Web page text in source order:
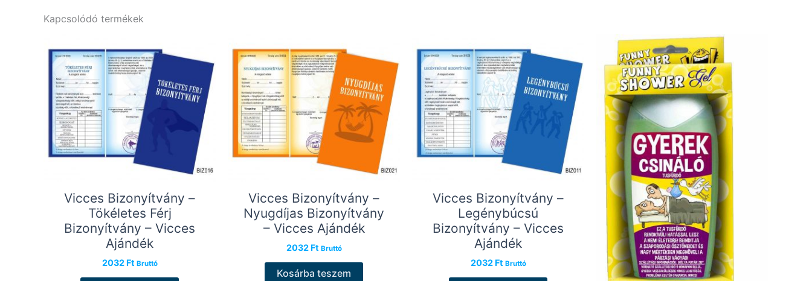
Kapcsolódó termékek
Vicces Bizonyítvány –
Tökéletes Férj
Bizonyítvány – Vicces
Ajándék
2032 Ft Bruttó
Vicces Bizonyítvány –
Nyugdíjas Bizonyítvány
– Vicces Ajándék
2032 Ft Bruttó
Kosárba teszem
Vicces Bizonyítvány –
Legénybúcsú
Bizonyítvány – Vicces
Ajándék
2032 Ft Bruttó